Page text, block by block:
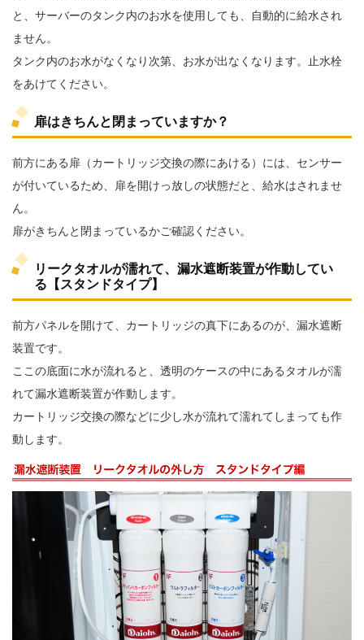
と、サーバーのタンク内のお水を使用しても、自動的に給水され
ません。
タンク内のお水がなくなり次第、お水が出なくなります。止水栓
をあけてください。
扉はきちんと閉まっていますか？
前方にある扉（カートリッジ交換の際にあける）には、センサー
が付いているため、扉を開けっ放しの状態だと、給水はされませ
ん。
扉がきちんと閉まっているかご確認ください。
リークタオルが濡れて、漏水遮断装置が作動してい
る【スタンドタイプ】
前方パネルを開けて、カートリッジの真下にあるのが、漏水遮断
装置です。
ここの底面に水が流れると、透明のケースの中にあるタオルが濡
れて漏水遮断装置が作動します。
カートリッジ交換の際などに少し水が流れて濡れてしまっても作
動します。